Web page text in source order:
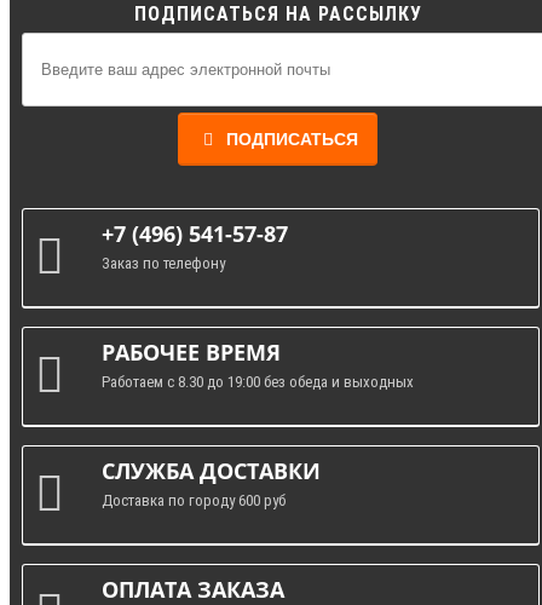
ПОДПИСАТЬСЯ НА РАССЫЛКУ
ПОДПИСАТЬСЯ
+7 (496) 541-57-87
Заказ по телефону
РАБОЧЕЕ ВРЕМЯ
Работаем с 8.30 до 19:00 без обеда и выходных
СЛУЖБА ДОСТАВКИ
Доставка по городу 600 руб
ОПЛАТА ЗАКАЗА